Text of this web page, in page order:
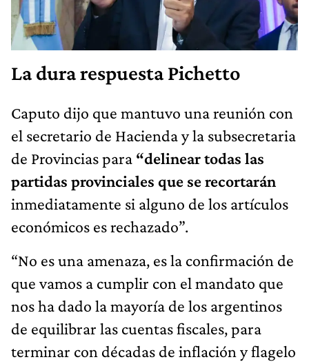
La dura respuesta Pichetto
Caputo dijo que mantuvo una reunión con
el secretario de Hacienda y la subsecretaria
de Provincias para “delinear todas las
partidas provinciales que se recortarán
inmediatamente si alguno de los artículos
económicos es rechazado”.
“No es una amenaza, es la confirmación de
que vamos a cumplir con el mandato que
nos ha dado la mayoría de los argentinos
de equilibrar las cuentas fiscales, para
terminar con décadas de inflación y flagelo